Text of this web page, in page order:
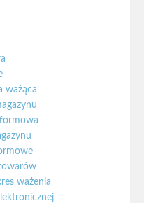
ważąca
ważenia